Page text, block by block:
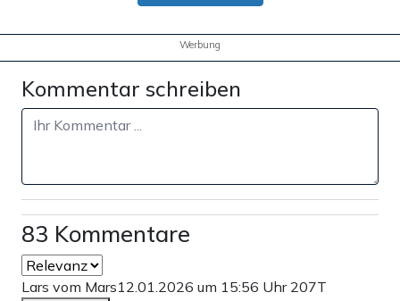
Werbung
Kommentar schreiben
83 Kommentare
Lars vom Mars12.01.2026 um 15:56 Uhr 207T